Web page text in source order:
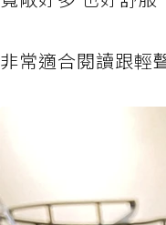
非常適合閱讀跟輕